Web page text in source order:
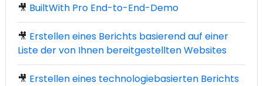
🎥 BuiltWith Pro End-to-End-Demo
🎥 Erstellen eines Berichts basierend auf einer
Liste der von Ihnen bereitgestellten Websites
🎥 Erstellen eines technologiebasierten Berichts